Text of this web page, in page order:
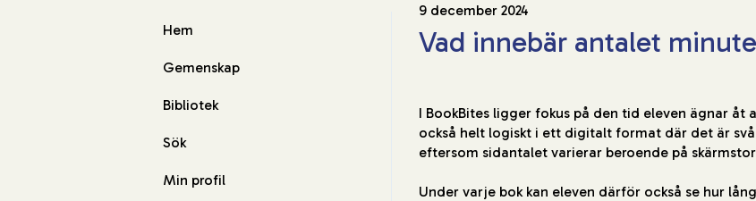
9 december 2024
Vad innebär antalet
I BookBites ligger fokus på den tid eleven ägnar åt
också helt logiskt i ett digitalt format där det är
eftersom sidantalet varierar beroende på
Under varje bok kan eleven därför också se hur
Hem
Gemenskap
Bibliotek
Sök
Min profil